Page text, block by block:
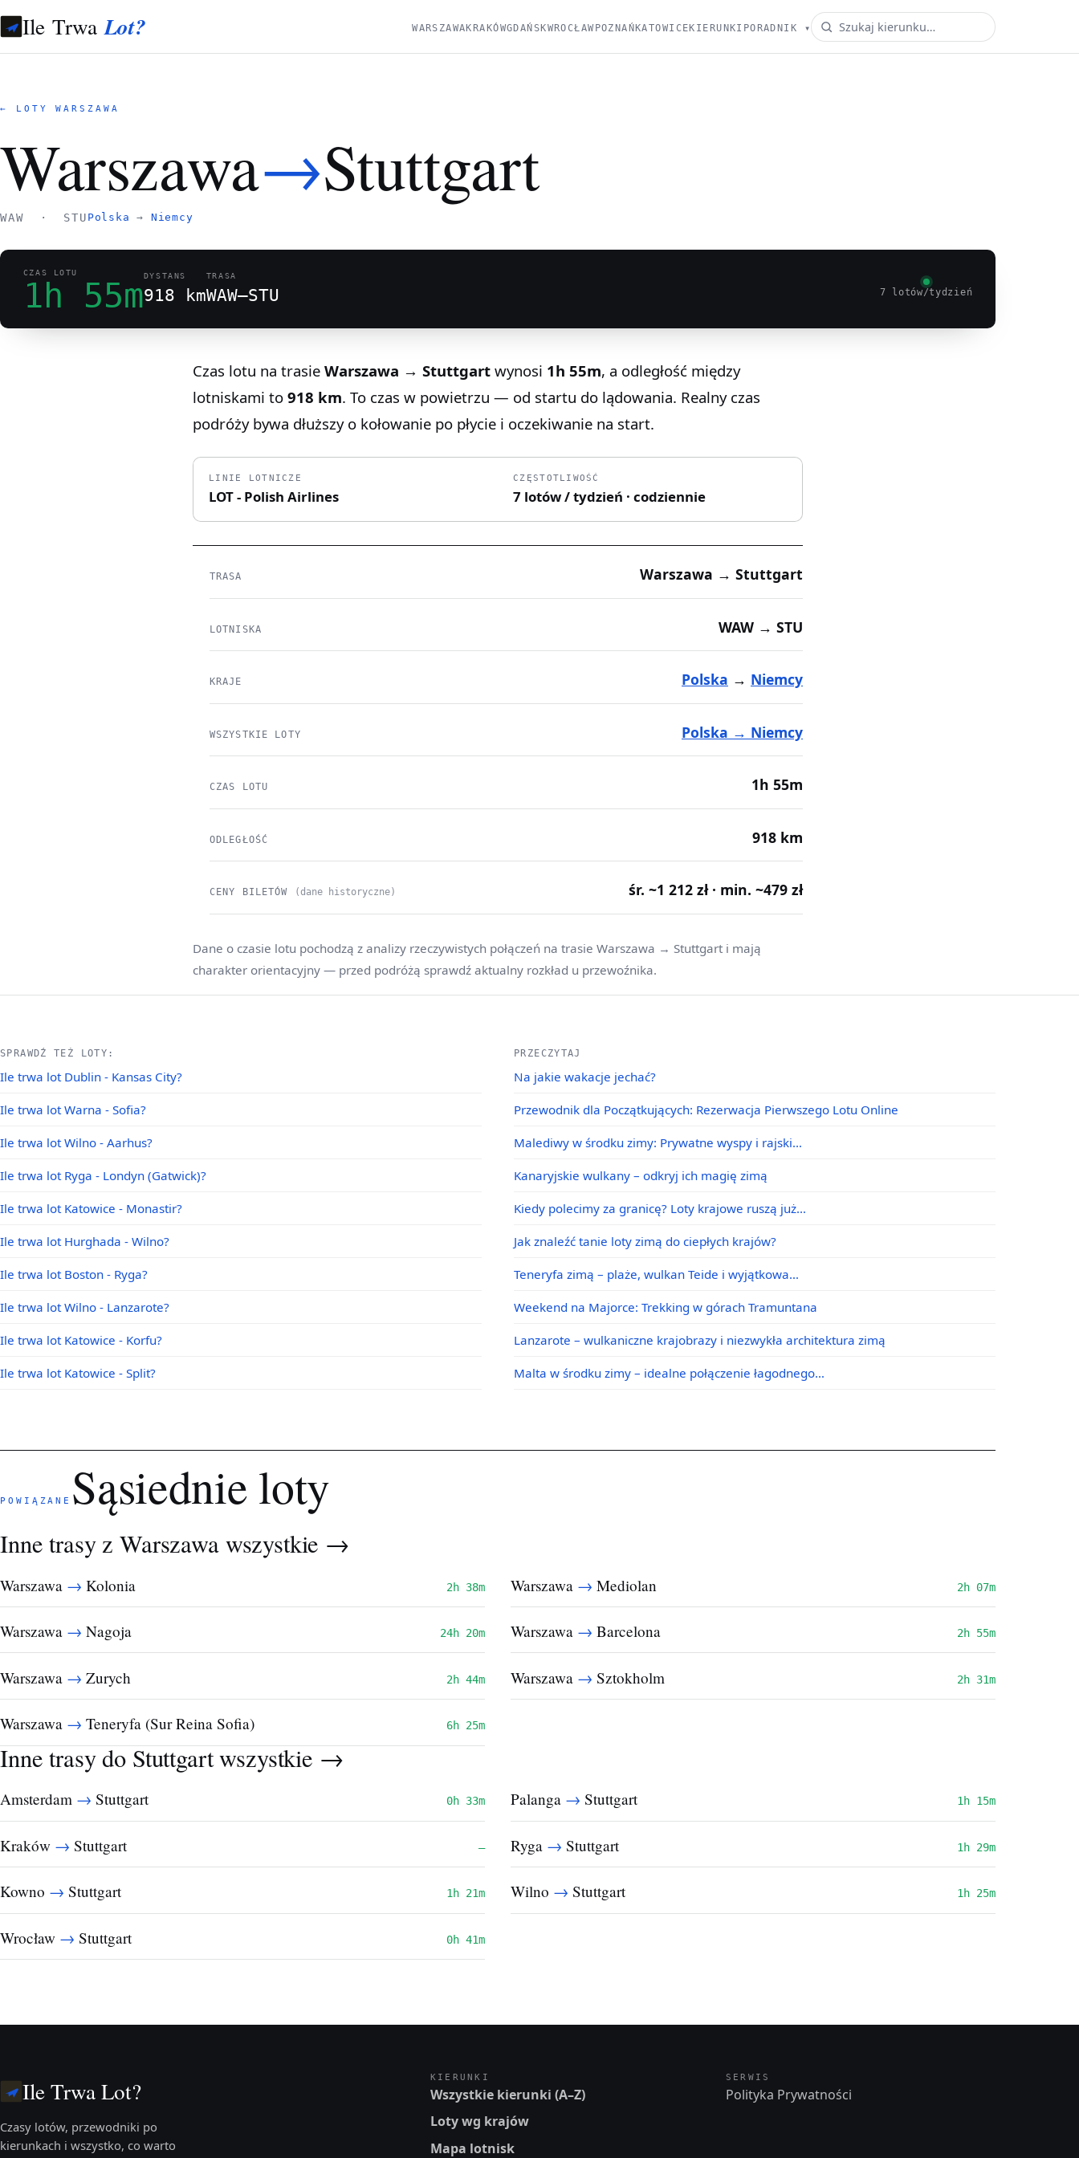
Ile TrwaLot? WARSZAWAKRAKÓWGDAŃSKWROCŁAW POZNAŃKATOWICEKIERUNKI PORADNIK ▾
← LOTY WARSZAWA
Warszawa→Stuttgart
WAW · STU Polska → Niemcy
CZAS LOTU
1h 55m
DYSTANS
918 km
TRASA
WAW–STU 7 lotów/tydzień
Czas lotu na trasie Warszawa → Stuttgart wynosi 1h 55m, a odległość między
lotniskami to 918 km. To czas w powietrzu — od startu do lądowania. Realny czas
podróży bywa dłuższy o kołowanie po płycie i oczekiwanie na start.
LINIE LOTNICZE
LOT - Polish Airlines
CZĘSTOTLIWOŚĆ
7 lotów / tydzień · codziennie
TRASA Warszawa → Stuttgart
LOTNISKA WAW → STU
KRAJE Polska → Niemcy
WSZYSTKIE LOTY Polska → Niemcy
CZAS LOTU 1h 55m
ODLEGŁOŚĆ 918 km
CENY BILETÓW (dane historyczne) śr. ~1 212 zł · min. ~479 zł
Dane o czasie lotu pochodzą z analizy rzeczywistych połączeń na trasie Warszawa → Stuttgart i mają
charakter orientacyjny — przed podróżą sprawdź aktualny rozkład u przewoźnika.
SPRAWDŹ TEŻ LOTY:
Ile trwa lot Dublin - Kansas City?
Ile trwa lot Warna - Sofia?
Ile trwa lot Wilno - Aarhus?
Ile trwa lot Ryga - Londyn (Gatwick)?
Ile trwa lot Katowice - Monastir?
Ile trwa lot Hurghada - Wilno?
Ile trwa lot Boston - Ryga?
Ile trwa lot Wilno - Lanzarote?
Ile trwa lot Katowice - Korfu?
Ile trwa lot Katowice - Split?
PRZECZYTAJ
Na jakie wakacje jechać?
Przewodnik dla Początkujących: Rezerwacja Pierwszego Lotu Online
Malediwy w środku zimy: Prywatne wyspy i rajski…
Kanaryjskie wulkany – odkryj ich magię zimą
Kiedy polecimy za granicę? Loty krajowe ruszą już…
Jak znaleźć tanie loty zimą do ciepłych krajów?
Teneryfa zimą – plaże, wulkan Teide i wyjątkowa…
Weekend na Majorce: Trekking w górach Tramuntana
Lanzarote – wulkaniczne krajobrazy i niezwykła architektura zimą
Malta w środku zimy – idealne połączenie łagodnego…
POWIĄZANE Sąsiednie loty
Inne trasy z Warszawawszystkie →
Warszawa → Kolonia 2h 38m Warszawa → Mediolan 2h 07m
Warszawa → Nagoja 24h 20m Warszawa → Barcelona 2h 55m
Warszawa → Zurych 2h 44m Warszawa → Sztokholm 2h 31m
Warszawa → Teneryfa (Sur Reina Sofia) 6h 25m
Inne trasy do Stuttgartwszystkie →
Amsterdam → Stuttgart 0h 33m Palanga → Stuttgart 1h 15m
Kraków → Stuttgart — Ryga → Stuttgart 1h 29m
Kowno → Stuttgart 1h 21m Wilno → Stuttgart 1h 25m
Wrocław → Stuttgart 0h 41m
Ile Trwa Lot?
Czasy lotów, przewodniki po
kierunkach i wszystko, co warto
KIERUNKI
Wszystkie kierunki (A–Z)
Loty wg krajów
Mapa lotnisk
SERWIS
Polityka Prywatności